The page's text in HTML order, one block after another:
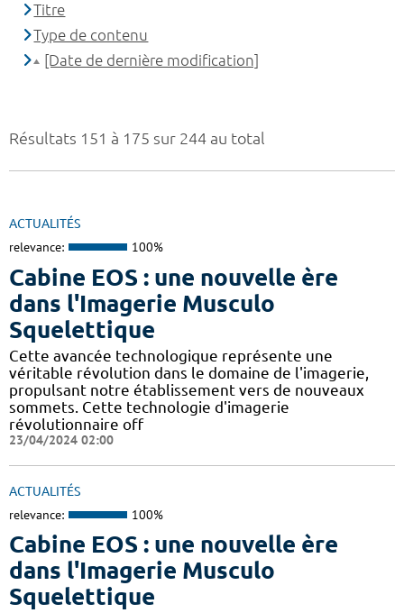
Résultats 151 à 175 sur 244 au total
ACTUALITÉS
relevance: 100%
Cabine EOS : une nouvelle ère
dans l'Imagerie Musculo
Squelettique
Cette avancée technologique représente une
véritable révolution dans le domaine de l'imagerie,
propulsant notre établissement vers de nouveaux
sommets. Cette technologie d'imagerie
révolutionnaire off
23/04/2024 02:00
ACTUALITÉS
relevance: 100%
Cabine EOS : une nouvelle ère
dans l'Imagerie Musculo
Squelettique
Titre
Type de contenu
[Date de dernière modification]